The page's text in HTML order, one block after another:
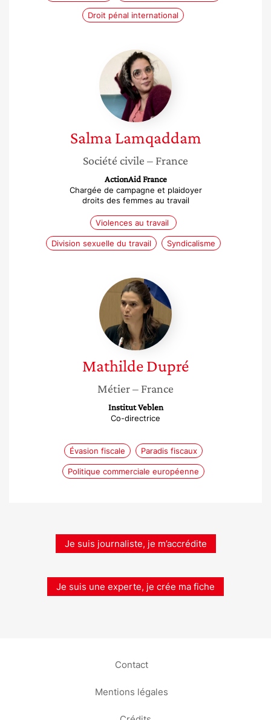
Droit pénal international
Salma
Lamqaddam
Salma Lamqaddam
Société civile – France
ActionAid France
Chargée de campagne et plaidoyer
droits des femmes au travail
Violences au travail
Division sexuelle du travail Syndicalisme
Mathilde
Dupré
MathildeDupré
Métier– France
Institut Veblen
Co-directrice
Évasion fiscale Paradis fiscaux
Politique commerciale européenne
Je suis journaliste, je m’accrédite
Je suis une experte, je crée ma fiche
Contact
Mentions légales